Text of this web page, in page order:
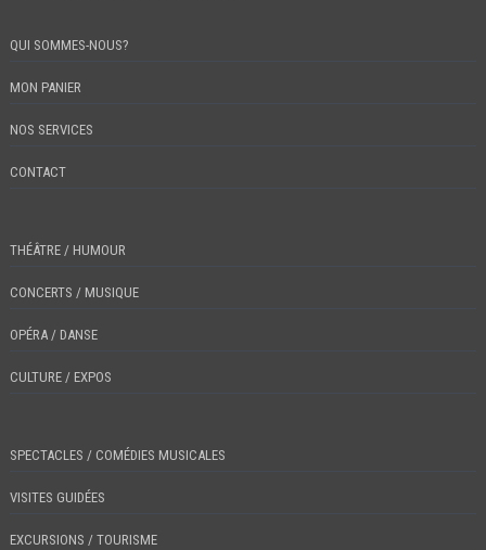
QUI SOMMES-NOUS?
MON PANIER
NOS SERVICES
CONTACT
THÉÂTRE / HUMOUR
CONCERTS / MUSIQUE
OPÉRA / DANSE
CULTURE / EXPOS
SPECTACLES / COMÉDIES MUSICALES
VISITES GUIDÉES
EXCURSIONS / TOURISME